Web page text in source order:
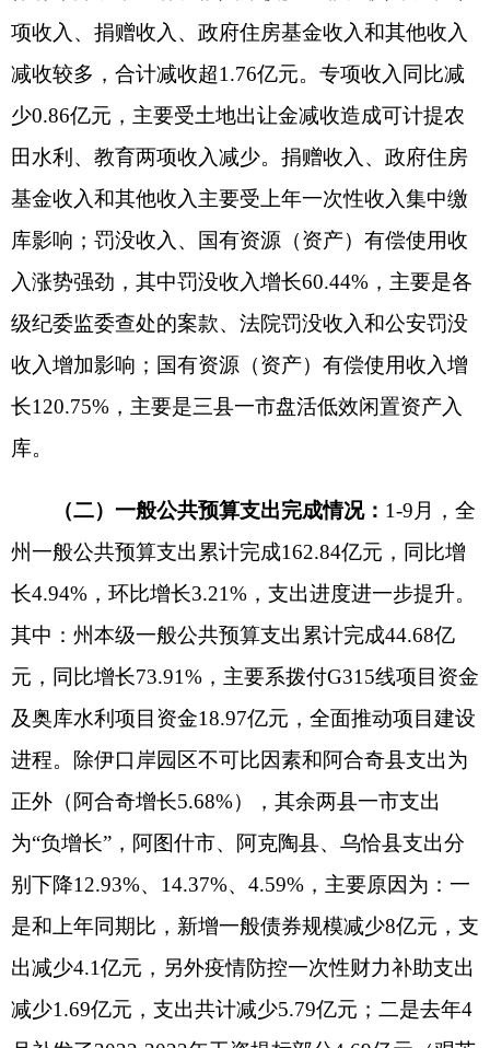
及奥库水利项目资金18.97亿元，全面推动项目建设
进程。除伊口岸园区不可比因素和阿合奇县支出为
为“负增长”，阿图什市、阿克陶县、乌恰县支出分
别下降12.93%、14.37%、4.59%，主要原因为：一
是和上年同期比，新增一般债券规模减少8亿元，支
出减少4.1亿元，另外疫情防控一次性财力补助支出
减少1.69亿元，支出共计减少5.79亿元；二是去年4
边远补贴和基础绩效奖标准提高），抬高了支出基
数。2024年1-9月自治州一般公共预算支出累计完成
占比情况见下图：
全州支出主要集中在一般公共服务、教育、社
会保障和就业、卫生健康、农林水和交通运输等方
面。增幅较大的支出项目主要是：交通运输支出完
目资金16.97亿元；科学技术支出完成0.31亿元，增
长85.53%，主要系落实自治区和自治州科技创新大
会精神，持续提高财政科技投入；灾害防治及应急
管理支出完成1.93亿元，增长160.19%，主要系增
发防灾减灾能力提升国债项目，加快支出进度；社
降幅较大的支出项目主要是：粮油物资储备支出完